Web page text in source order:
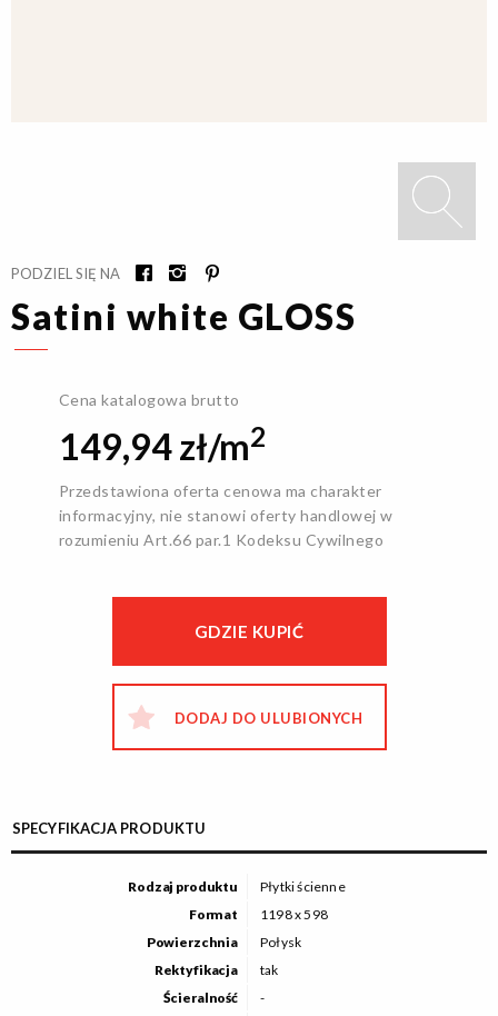
PODZIEL SIĘ NA
Satini white GLOSS
Cena katalogowa brutto
149,94 zł/m2
Przedstawiona oferta cenowa ma charakter
informacyjny, nie stanowi oferty handlowej w
rozumieniu Art.66 par.1 Kodeksu Cywilnego
GDZIE KUPIĆ
DODAJ DO ULUBIONYCH
SPECYFIKACJA PRODUKTU
Rodzaj produktu
Płytki ścienne
Format
1198 x 598
Powierzchnia
Połysk
Rektyfikacja
tak
Ścieralność
-